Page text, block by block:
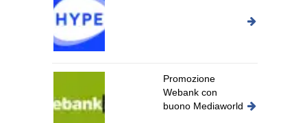
Promozione
Webank con
buono Mediaworld